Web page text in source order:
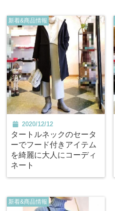
新着&商品情報
2020/12/12
タートルネックのセータ
ーでフード付きアイテム
を綺麗に大人にコーディ
ネート
新着&商品情報